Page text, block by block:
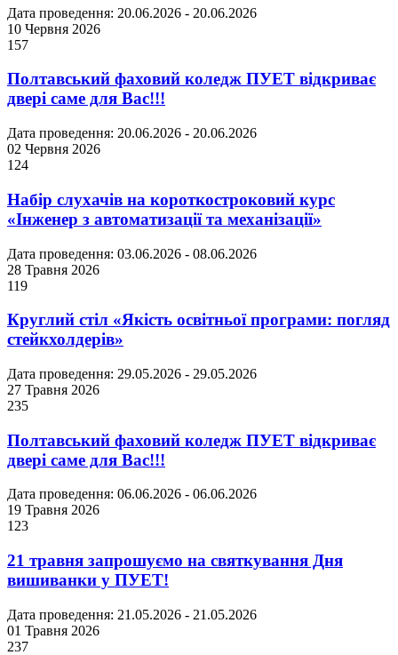
Дата проведення: 20.06.2026 - 20.06.2026
10 Червня 2026
157
Полтавський фаховий коледж ПУЕТ відкриває
двері саме для Вас!!!
Дата проведення: 20.06.2026 - 20.06.2026
02 Червня 2026
124
Набір слухачів на короткостроковий курс
«Інженер з автоматизації та механізації»
Дата проведення: 03.06.2026 - 08.06.2026
28 Травня 2026
119
Круглий стіл «Якість освітньої програми: погляд
стейкхолдерів»
Дата проведення: 29.05.2026 - 29.05.2026
27 Травня 2026
235
Полтавський фаховий коледж ПУЕТ відкриває
двері саме для Вас!!!
Дата проведення: 06.06.2026 - 06.06.2026
19 Травня 2026
123
21 травня запрошуємо на святкування Дня
вишиванки у ПУЕТ!
Дата проведення: 21.05.2026 - 21.05.2026
01 Травня 2026
237